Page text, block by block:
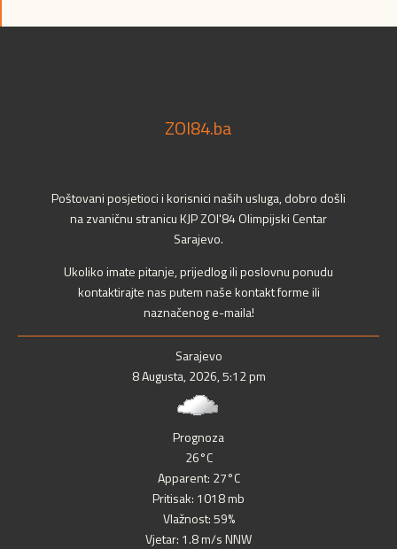
ZOI84.ba
Poštovani posjetioci i korisnici naših usluga, dobro došli
na zvaničnu stranicu KJP ZOI'84 Olimpijski Centar
Sarajevo.
Ukoliko imate pitanje, prijedlog ili poslovnu ponudu
kontaktirajte nas putem naše kontakt forme ili
naznačenog e-maila!
Sarajevo
8 Augusta, 2026, 5:12 pm
Prognoza
26°C
Apparent: 27°C
Pritisak: 1018 mb
Vlažnost: 59%
Vjetar: 1.8 m/s NNW